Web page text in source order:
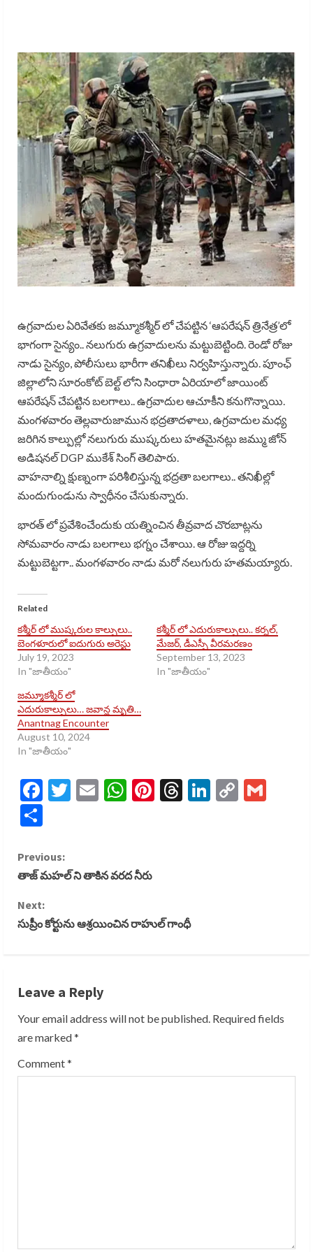
ఉగ్రవాదుల ఏరివేతకు జమ్మూకశ్మీర్ లో చేపట్టిన ‘ఆపరేషన్ త్రినేత్ర’లో
భాగంగా సైన్యం.. నలుగురు ఉగ్రవాదులను మట్టుబెట్టింది. రెండో రోజు
నాడు సైన్యం, పోలీసులు భారీగా తనిఖీలు నిర్వహిస్తున్నారు. పూంఛ్
జిల్లాలోని సూరంకోట్ బెల్ట్ లోని సింధారా ఏరియాలో జాయింట్
ఆపరేషన్ చేపట్టిన బలగాలు.. ఉగ్రవాదుల ఆచూకీని కనుగొన్నాయి.
మంగళవారం తెల్లవారుజామున భద్రతాదళాలు, ఉగ్రవాదుల మధ్య
జరిగిన కాల్పుల్లో నలుగురు ముష్కరులు హతమైనట్లు జమ్ము జోన్
అడిషనల్ DGP ముకేశ్ సింగ్ తెలిపారు.
వాహనాల్ని క్షుణ్నంగా పరిశీలిస్తున్న భద్రతా బలగాలు.. తనిఖీల్లో
మందుగుండును స్వాధీనం చేసుకున్నారు.
భారత్ లో ప్రవేశించేందుకు యత్నించిన తీవ్రవాద చొరబాట్లను
సోమవారం నాడు బలగాలు భగ్నం చేశాయి. ఆ రోజు ఇద్దర్ని
మట్టుబెట్టగా.. మంగళవారం నాడు మరో నలుగురు హతమయ్యారు.
Related
కశ్మీర్ లో ముష్కరుల కాల్పులు..
బెంగళూరులో ఐదుగురు అరెస్టు
July 19, 2023
In "జాతీయం"
కశ్మీర్ లో ఎదురుకాల్పులు.. కర్నల్,
మేజర్, డీఎస్పీ వీరమరణం
September 13, 2023
In "జాతీయం"
జమ్మూకశ్మీర్ లో
ఎదురుకాల్పులు… జవాన్ల మృతి…
Anantnag Encounter
August 10, 2024
In "జాతీయం"
Facebook
Twitter
EmailWhatsApp
Pinterest
Threads
LinkedIn
Copy
C
n
n
u
e
n
Previous:
తాజ్ మహల్ ని తాకిన వరద నీరు
Next:
సుప్రీం కోర్టును ఆశ్రయించిన రాహుల్ గాంధీ
Leave a Reply
Your email address will not be published. Required fields
are marked*
Comment*